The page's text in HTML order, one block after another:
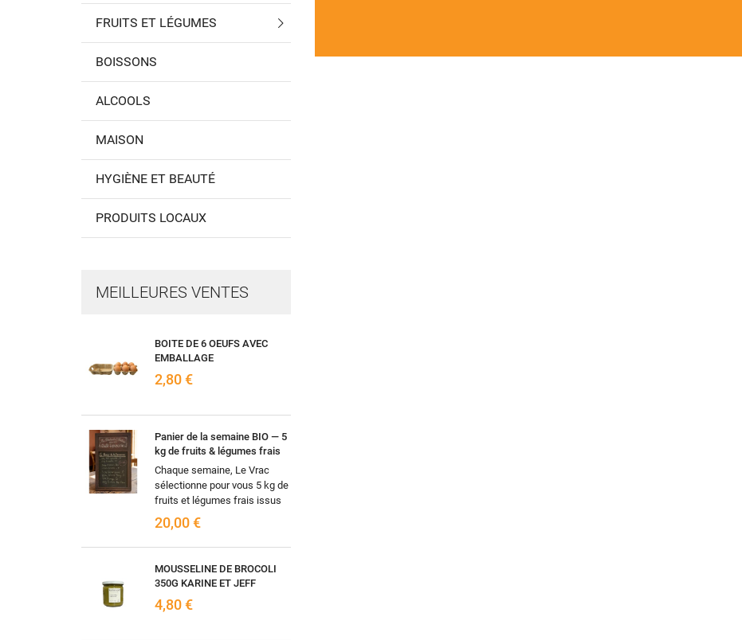
FRUITS ET LÉGUMES
BOISSONS
ALCOOLS
MAISON
HYGIÈNE ET BEAUTÉ
PRODUITS LOCAUX
MEILLEURES VENTES
BOITE DE 6 OEUFS AVEC
EMBALLAGE
2,80 €
Panier de la semaine BIO — 5
kg de fruits & légumes frais
Chaque semaine, Le Vrac
sélectionne pour vous 5 kg de
fruits et légumes frais issus
de l'agriculture biologique,
selon les arrivages et la...
20,00 €
MOUSSELINE DE BROCOLI
350G KARINE ET JEFF
4,80 €